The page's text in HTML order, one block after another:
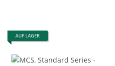
AUF LAGER